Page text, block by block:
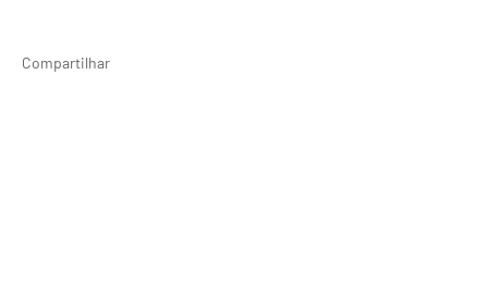
Compartilhar